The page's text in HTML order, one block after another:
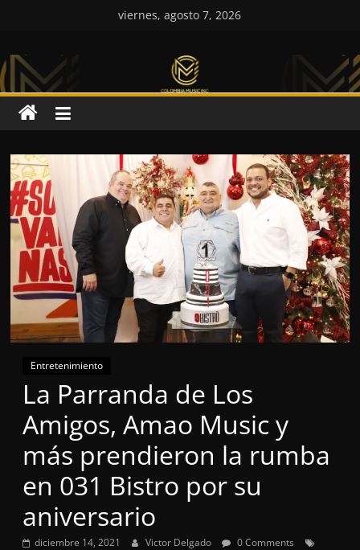
viernes, agosto 7, 2026
Colombia
Music
Inc
Colombia
Music
Inc
Entretenimiento
La Parranda de Los
Amigos, Amao Music y
más prendieron la rumba
en 031 Bistro por su
aniversario
diciembre 14, 2021 Victor Delgado
0 Comments